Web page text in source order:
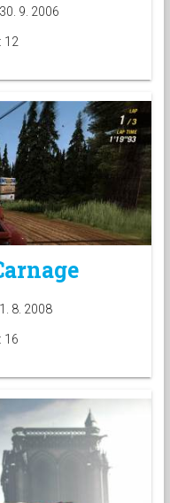
9. 2006
12
8. 2008
16